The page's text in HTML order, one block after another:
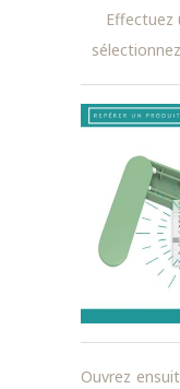
Effectuez
Ouvrez